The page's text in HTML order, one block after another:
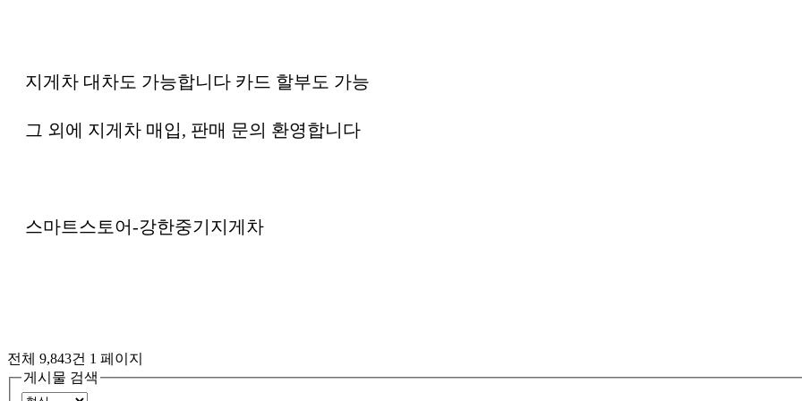
지게차 대차도 가능합니다 카드 할부도 가능
그 외에 지게차 매입, 판매 문의 환영합니다
스마트스토어-강한중기지게차
전체 9,843건 1 페이지
게시물 검색